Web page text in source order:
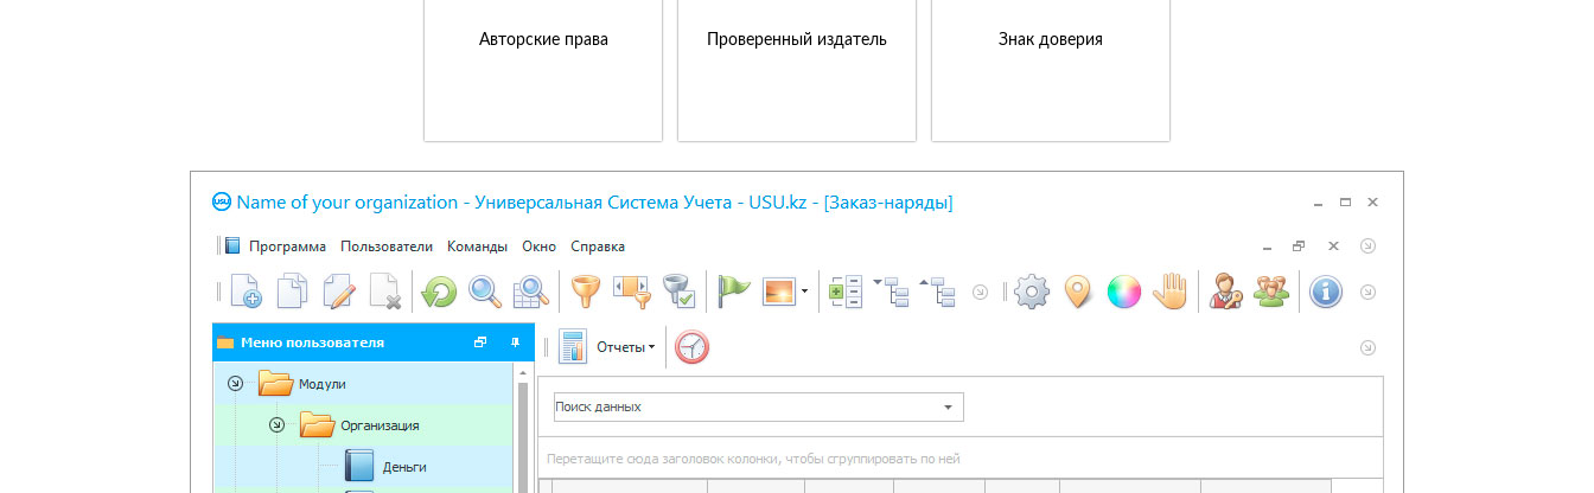
Авторские права Проверенный издатель Знак доверия